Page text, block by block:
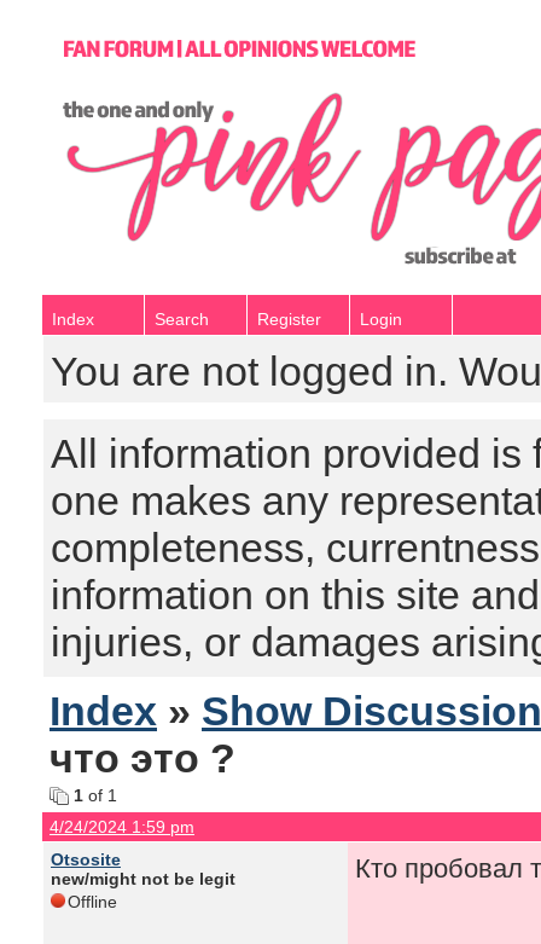
Index Search Register Login
You are not logged in.
All information provided is
one makes any
completeness,
information on this site
injuries, or damages
Index » Show
что это ?
1 of 1
4/24/2024 1:59 pm
Otsosite
new/might not be legit
Offline
Кто пробовал